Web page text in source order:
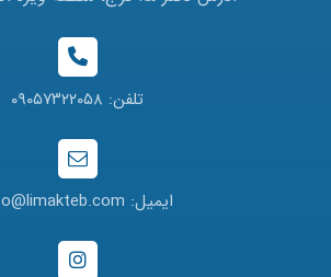
تلفن: ۰۹۰۵۷۳۲۲۰۵۸
ایمیل: info@limakteb.com